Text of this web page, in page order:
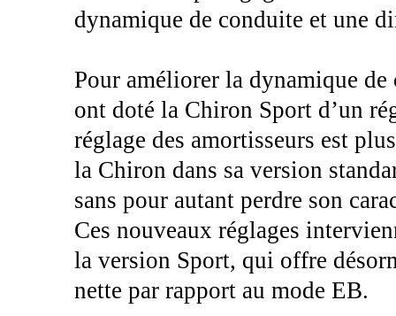
dynamique de conduite et une
Pour améliorer la dynamique
ont doté la Chiron Sport d’un
réglage des amortisseurs est
la Chiron dans sa version
sans pour autant perdre son
Ces nouveaux réglages
la version Sport, qui offre
nette par rapport au mode EB.